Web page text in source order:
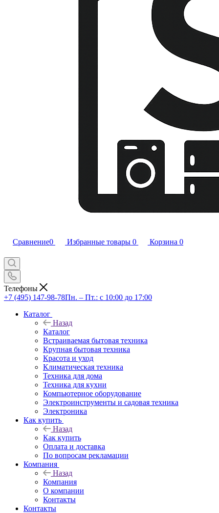
Сравнение0 Избранные товары 0 Корзина 0
Телефоны
+7 (495) 147-98-78Пн. – Пт.: с 10:00 до 17:00
Каталог
Назад
Каталог
Встраиваемая бытовая техника
Крупная бытовая техника
Красота и уход
Климатическая техника
Техника для дома
Техника для кухни
Компьютерное оборудование
Электроинструменты и садовая техника
Электроника
Как купить
Назад
Как купить
Оплата и доставка
По вопросам рекламации
Компания
Назад
Компания
О компании
Контакты
Контакты